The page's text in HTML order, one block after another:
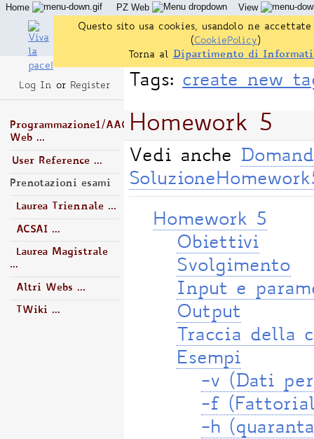
Tags: create new
Homework 5
Vedi anche
Homework 5
Obiettivi
Svolgimento
Input e
Output
Traccia della
Esempi
-v (Dati
-f
-h
Log In or Register
Programmazione1/AA0506/PZ
Web ...
User Reference ...
Prenotazioni esami
Laurea Triennale ...
ACSAI ...
Laurea Magistrale
...
Altri Webs ...
TWiki ...
Home PZ Web View
Questo sito usa cookies, usandolo ne accettate
(CookiePolicy )
Torna al
Dipartimento di